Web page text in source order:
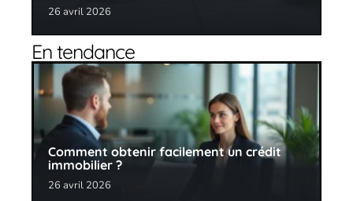
26 avril 2026
En tendance
Comment obtenir facilement un crédit
immobilier ?
26 avril 2026